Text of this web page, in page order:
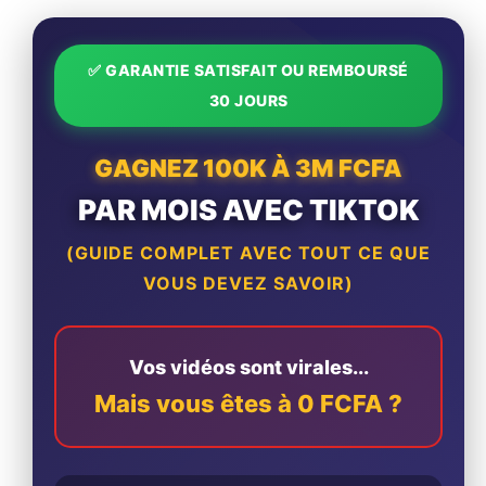
✅ GARANTIE SATISFAIT OU REMBOURSÉ
30 JOURS
GAGNEZ 100K À 3M FCFA
PAR MOIS AVEC TIKTOK
(GUIDE COMPLET AVEC TOUT CE QUE
VOUS DEVEZ SAVOIR)
Vos vidéos sont virales...
Mais vous êtes à 0 FCFA ?